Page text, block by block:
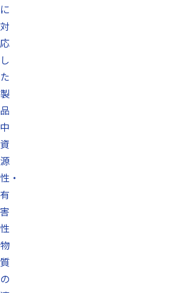
に
対
応
し
た
製
品
中
資
源
性・
有
害
性
物
質
の